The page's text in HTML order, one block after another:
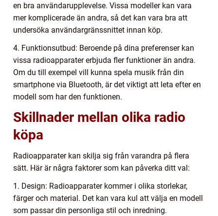
en bra användarupplevelse. Vissa modeller kan vara
mer komplicerade än andra, så det kan vara bra att
undersöka användargränssnittet innan köp.
4. Funktionsutbud: Beroende på dina preferenser kan
vissa radioapparater erbjuda fler funktioner än andra.
Om du till exempel vill kunna spela musik från din
smartphone via Bluetooth, är det viktigt att leta efter en
modell som har den funktionen.
Skillnader mellan olika radio
köpa
Radioapparater kan skilja sig från varandra på flera
sätt. Här är några faktorer som kan påverka ditt val:
1. Design: Radioapparater kommer i olika storlekar,
färger och material. Det kan vara kul att välja en modell
som passar din personliga stil och inredning.